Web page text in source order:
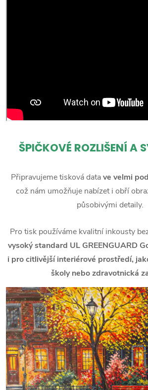
ŠPIČKOVÉ ROZLIŠENÍ A
Připravujeme tisková datave velmi
což nám umožňuje nabízet i obří
působivými detaily.
Pro tisk používáme kvalitní inkousty
vysoký standard UL GREENGUARD
i pro citlivější interiérové prostředí,
školy nebo zdravotnická